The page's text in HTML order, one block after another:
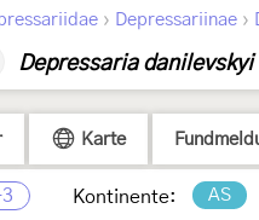
› Depressariinae ›
Depressaria danilevskyi
Karte
Kontinente: AS